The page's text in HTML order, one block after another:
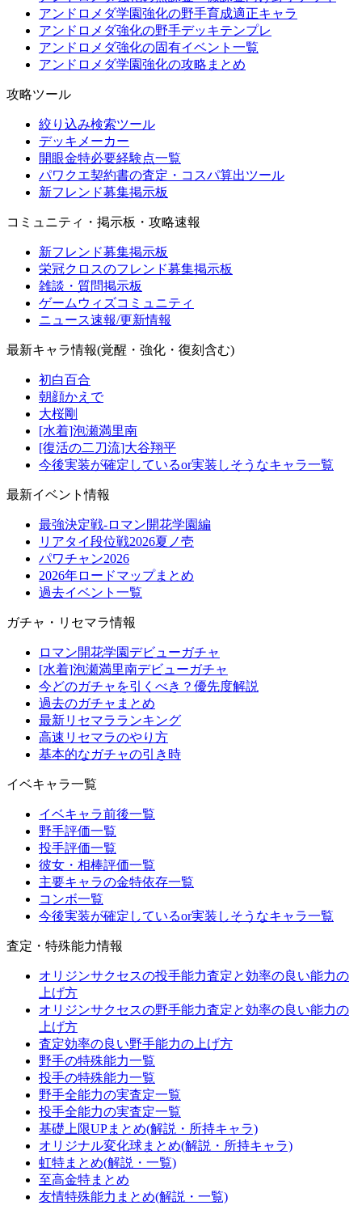
アンドロメダ学園強化の野手育成適正キャラ
アンドロメダ強化の野手デッキテンプレ
アンドロメダ強化の固有イベント一覧
アンドロメダ学園強化の攻略まとめ
攻略ツール
絞り込み検索ツール
デッキメーカー
開眼金特必要経験点一覧
パワクエ契約書の査定・コスパ算出ツール
新フレンド募集掲示板
コミュニティ・掲示板・攻略速報
新フレンド募集掲示板
栄冠クロスのフレンド募集掲示板
雑談・質問掲示板
ゲームウィズコミュニティ
ニュース速報/更新情報
最新キャラ情報(覚醒・強化・復刻含む)
初白百合
朝顔かえで
大桜剛
[水着]泡瀬満里南
[復活の二刀流]大谷翔平
今後実装が確定しているor実装しそうなキャラ一覧
最新イベント情報
最強決定戦-ロマン開花学園編
リアタイ段位戦2026夏ノ壱
パワチャン2026
2026年ロードマップまとめ
過去イベント一覧
ガチャ・リセマラ情報
ロマン開花学園デビューガチャ
[水着]泡瀬満里南デビューガチャ
今どのガチャを引くべき？優先度解説
過去のガチャまとめ
最新リセマラランキング
高速リセマラのやり方
基本的なガチャの引き時
イベキャラ一覧
イベキャラ前後一覧
野手評価一覧
投手評価一覧
彼女・相棒評価一覧
主要キャラの金特依存一覧
コンボ一覧
今後実装が確定しているor実装しそうなキャラ一覧
査定・特殊能力情報
オリジンサクセスの投手能力査定と効率の良い能力の
上げ方
オリジンサクセスの野手能力査定と効率の良い能力の
上げ方
査定効率の良い野手能力の上げ方
野手の特殊能力一覧
投手の特殊能力一覧
野手全能力の実査定一覧
投手全能力の実査定一覧
基礎上限UPまとめ(解説・所持キャラ)
オリジナル変化球まとめ(解説・所持キャラ)
虹特まとめ(解説・一覧)
至高金特まとめ
友情特殊能力まとめ(解説・一覧)